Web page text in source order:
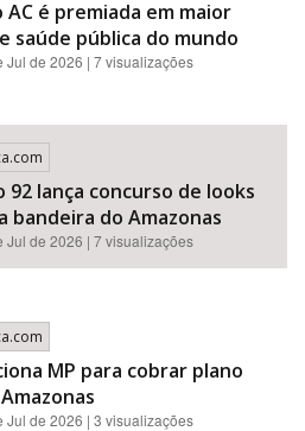
AC é premiada em maior
saúde pública do mundo
Jul de 2026 | 7 visualizações
92 lança concurso de looks
bandeira do Amazonas
Jul de 2026 | 7 visualizações
MP para cobrar plano
Jul de 2026 | 3 visualizações